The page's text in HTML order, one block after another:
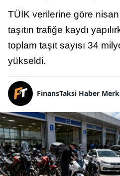
TÜİK verilerine göre
taşıtın trafiğe kaydı
toplam taşıt sayısı 34
yükseldi.
FinansTaksi Haber